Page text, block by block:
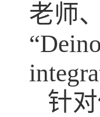
老师
“
针